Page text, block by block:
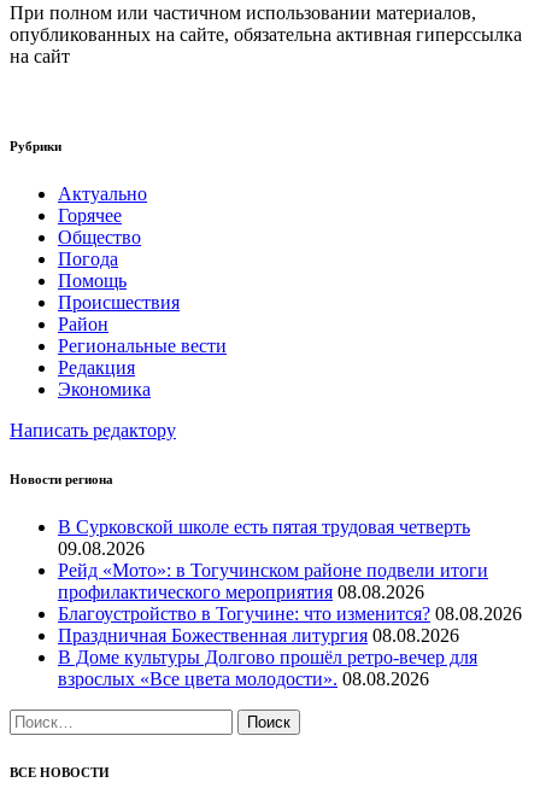
При полном или частичном использовании материалов,
опубликованных на сайте, обязательна активная гиперссылка
на сайт
Рубрики
Актуально
Горячее
Общество
Погода
Помощь
Происшествия
Район
Региональные вести
Редакция
Экономика
Написать редактору
Новости региона
В Сурковской школе есть пятая трудовая четверть
09.08.2026
Рейд «Мото»: в Тогучинском районе подвели итоги
профилактического мероприятия 08.08.2026
Благоустройство в Тогучине: что изменится? 08.08.2026
Праздничная Божественная литургия 08.08.2026
В Доме культуры Долгово прошёл ретро-вечер для
взрослых «Все цвета молодости». 08.08.2026
Найти:
ВСЕ НОВОСТИ